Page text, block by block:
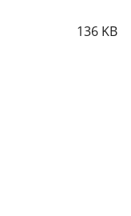
136 KB